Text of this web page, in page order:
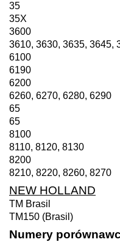
35
35X
3600
3610, 3630, 3635, 3645,
6100
6190
6200
6260, 6270, 6280, 6290
65
65
8100
8110, 8120, 8130
8200
8210, 8220, 8260, 8270
NEW HOLLAND
TM Brasil
TM150 (Brasil)
Numery